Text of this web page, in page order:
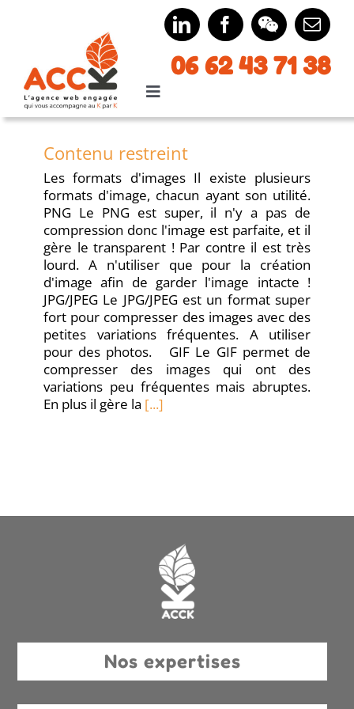
0662 4371 38
Toggle
Navigation
Expertises
Nos Univers
Agence
Contact
Contenu restreint
Les formats d'images Il existe plusieurs
formats d'image, chacun ayant son utilité.
PNG Le PNG est super, il n'y a pas de
compression donc l'image est parfaite, et il
gère le transparent ! Par contre il est très
lourd. A n'utiliser que pour la création
d'image afin de garder l'image intacte !
JPG/JPEG Le JPG/JPEG est un format super
fort pour compresser des images avec des
petites variations fréquentes. A utiliser
pour des photos. GIF Le GIF permet de
compresser des images qui ont des
variations peu fréquentes mais abruptes.
En plus il gère la [...]
Nos expertises